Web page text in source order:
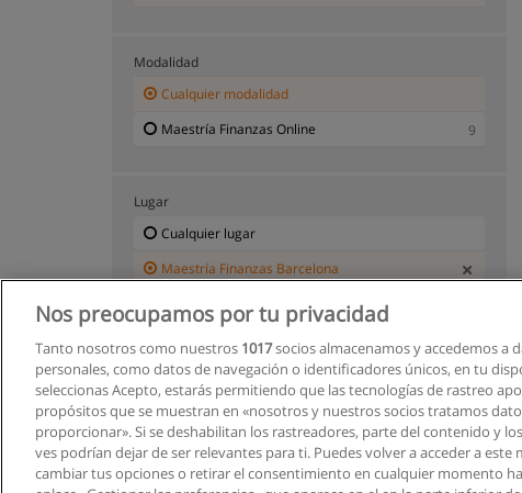
Modalidad
Cualquier modalidad
Maestría Finanzas Online
9
Lugar
Cualquier lugar
Maestría Finanzas Barcelona
Nos preocupamos por tu privacidad
Tanto nosotros como nuestros 1017socios almacenamos y accedemos a
personales, como datos de navegación o identificadores únicos, en tu
seleccionas Acepto, estarás permitiendo que las tecnologías de rastreo
propósitos que se muestran en «nosotros y nuestros socios tratamos
proporcionar». Si se deshabilitan los rastreadores, parte del contenido y
ves podrían dejar de ser relevantes para ti. Puedes volver a acceder a este
cambiar tus opciones o retirar el consentimiento en cualquier momento